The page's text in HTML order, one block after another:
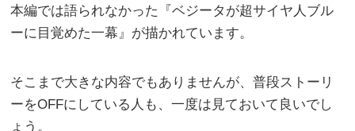
本編では語られなかった『ベジータが超サイヤ人ブル
ーに目覚めた一幕』が描かれています。
そこまで大きな内容でもありませんが、普段ストーリ
ーをOFFにしている人も、一度は見ておいて良いでし
ょう。